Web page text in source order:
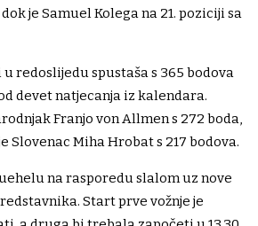
je Samuel Kolega na 21. poziciji sa
redoslijedu spustaša s 365 bodova
devet natjecanja iz kalendara.
Franjo von Allmen s 272 boda,
Slovenac Miha Hrobat s 217 bodova.
na rasporedu slalom uz nove
Start prve vožnje je